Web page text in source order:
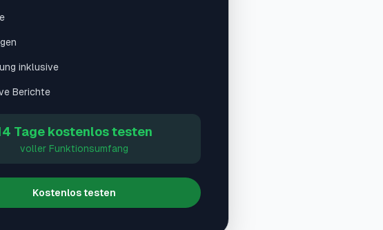
inklusive
Berichte
Tage kostenlos testen
voller Funktionsumfang
Kostenlos testen